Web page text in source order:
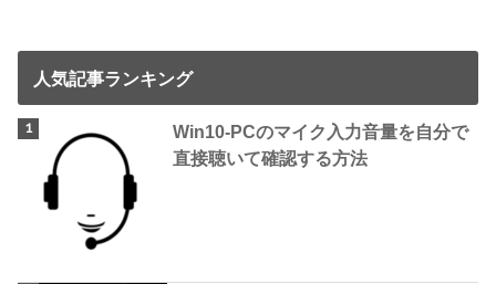
人気記事ランキング
Win10-PCのマイク入力音量を自分で
直接聴いて確認する方法